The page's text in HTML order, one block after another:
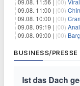
09.08. 11:56 | (00) Viral
09.08. 11:00 | (00) China
09.08. 10:00 | (00) Cramer
09.08. 09:19 | (00)
09.08. 09:00 | (00) Barça
BUSINESS/PRESSE
Ist das Dach